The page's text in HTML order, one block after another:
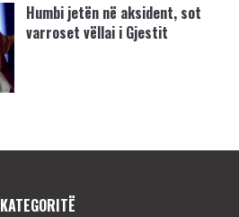
Humbi jetën në aksident, sot
varroset vëllai i Gjestit
KATEGORITË